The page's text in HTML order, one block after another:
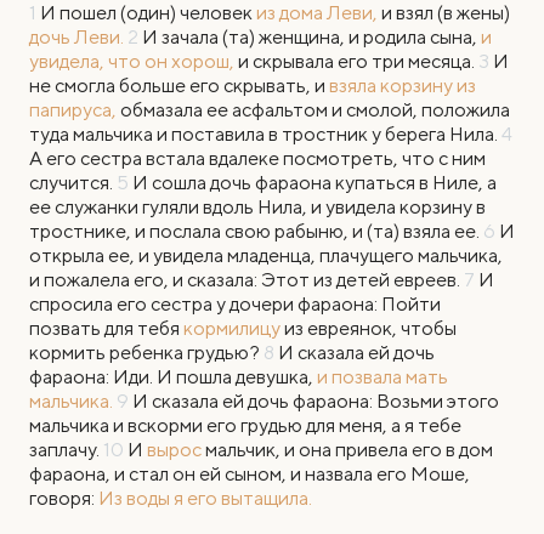
1 И пошел (один) человек из дома Леви, и взял (в жены)
дочь Леви. 2 И зачала (та) женщина, и родила сына, и
увидела, что он хорош, и скрывала его три месяца. 3 И
не смогла больше его скрывать, и взяла корзину из
папируса, обмазала ее асфальтом и смолой, положила
туда мальчика и поставила в тростник у берега Нила. 4
А его сестра встала вдалеке посмотреть, что с ним
случится. 5 И сошла дочь фараона купаться в Ниле, а
ее служанки гуляли вдоль Нила, и увидела корзину в
тростнике, и послала свою рабыню, и (та) взяла ее. 6 И
открыла ее, и увидела младенца, плачущего мальчика,
и пожалела его, и сказала: Этот из детей евреев. 7 И
спросила его сестра у дочери фараона: Пойти
позвать для тебя кормилицуиз евреянок, чтобы
кормить ребенка грудью? 8 И сказала ей дочь
фараона: Иди. И пошла девушка, и позвала мать
мальчика. 9 И сказала ей дочь фараона: Возьми этого
мальчика и вскорми его грудью для меня, а я тебе
заплачу. 10 И выросмальчик, и она привела его в дом
фараона, и стал он ей сыном, и назвала его Моше,
говоря: Из воды я его вытащила.